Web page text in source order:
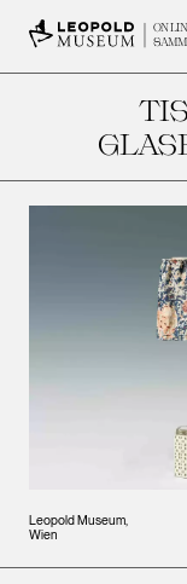
Leopold Museum,
Wien